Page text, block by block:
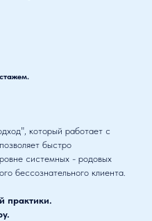
который работает с
быстро
системных - родовых
бессознательного клиента.
практики.